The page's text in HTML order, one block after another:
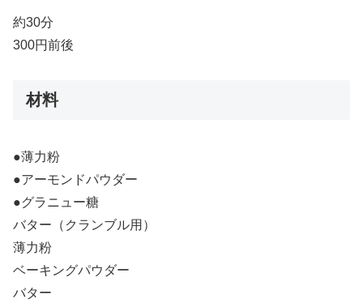
約30分
300円前後
材料
●薄力粉
●アーモンドパウダー
●グラニュー糖
バター（クランブル用）
薄力粉
ベーキングパウダー
バター